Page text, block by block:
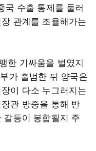
국 수출 통제를 둘러
관계를 조율해가는
한 기싸움을 벌였지
가 출범한 뒤 양국은
이 다소 누그러지는
관 방중을 통해 반
갈등이 봉합될지 주